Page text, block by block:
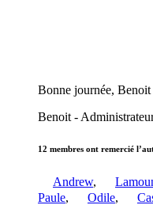
Bonne journée, Benoit
Benoit -
12 membres ont remercié
Andrew,
Paule, Odile,